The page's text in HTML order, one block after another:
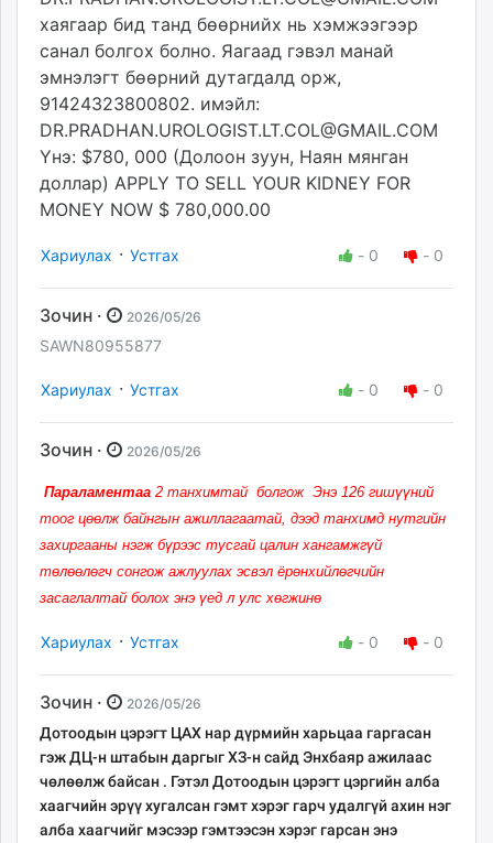
хаягаар бид танд бөөрнийх нь хэмжээгээр
санал болгох болно. Яагаад гэвэл манай
эмнэлэгт бөөрний дутагдалд орж,
91424323800802. имэйл:
DR.PRADHAN.UROLOGIST.LT.COL@GMAIL.COM
Yнэ: $780, 000 (Долоон зуун, Наян мянган
доллар) APPLY TO SELL YOUR KIDNEY FOR
MONEY NOW $ 780,000.00
Хариулах · Устгах - 0 - 0
Зочин · 2026/05/26
SAWN80955877
Хариулах · Устгах - 0 - 0
Зочин · 2026/05/26
Параламентаа 2 танхимтай болгож Энэ 126 гишүүний
тоог цөөлж байнгын ажиллагаатай, дээд танхимд нутгийн
захиргааны нэгж бүрээс тусгай цалин хангамжгүй
төлөөлөгч сонгож ажлуулах эсвэл ёрөнхийлөгчийн
засаглалтай болох энэ үед л улс хөгжинө
Хариулах · Устгах - 0 - 0
Зочин · 2026/05/26
Дотоодын цэрэгт ЦАХ нар дүрмийн харьцаа гаргасан
гэж ДЦ-н штабын даргыг ХЗ-н сайд Энхбаяр ажилаас
чөлөөлж байсан . Гэтэл Дотоодын цэрэгт цэргийн алба
хаагчийн эрүү хугалсан гэмт хэрэг гарч удалгүй ахин нэг
алба хаагчийг мэсээр гэмтээсэн хэрэг гарсан энэ